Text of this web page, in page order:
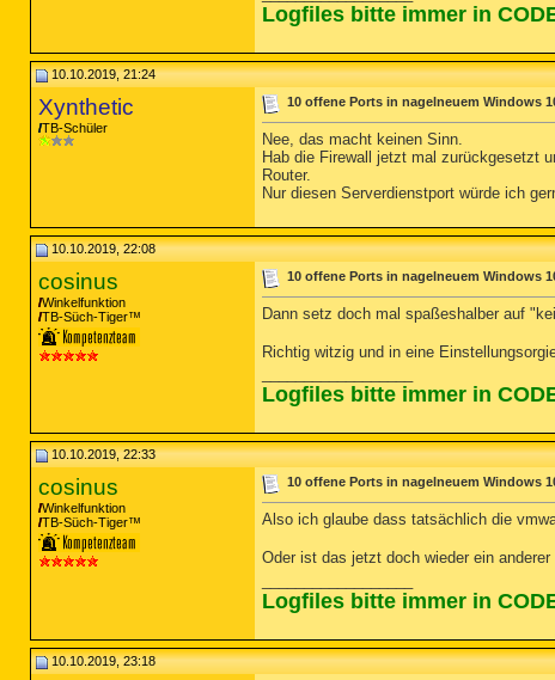
Logfiles bitte immer in
10.10.2019, 21:24
Xynthetic
TB-Schüler
10 offene Ports in nagelneuem Windows
Nee, das macht keinen Sinn.
Hab die Firewall jetzt mal zurückgesetzt
Router.
Nur diesen Serverdienstport würde ich
10.10.2019, 22:08
cosinus
Winkelfunktion
TB-Süch-Tiger™
10 offene Ports in nagelneuem Windows
Dann setz doch mal spaßeshalber auf
Richtig witzig und in eine
Logfiles bitte immer in
10.10.2019, 22:33
cosinus
Winkelfunktion
TB-Süch-Tiger™
10 offene Ports in nagelneuem Windows
Also ich glaube dass tatsächlich die
Oder ist das jetzt doch wieder ein
Logfiles bitte immer in
10.10.2019, 23:18